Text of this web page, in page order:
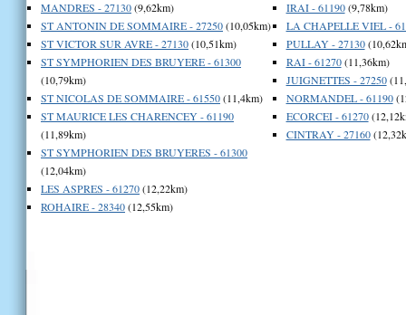
MANDRES - 27130(9,62km)
ST ANTONIN DE SOMMAIRE - 27250(10,05km)
ST VICTOR SUR AVRE - 27130(10,51km)
ST SYMPHORIEN DES BRUYERE - 61300
(10,79km)
ST NICOLAS DE SOMMAIRE - 61550(11,4km)
ST MAURICE LES CHARENCEY - 61190
(11,89km)
ST SYMPHORIEN DES BRUYERES - 61300
(12,04km)
LES ASPRES - 61270(12,22km)
ROHAIRE - 28340(12,55km)
IRAI - 61190(9,78km)
LA CHAPELLE VIEL -
PULLAY - 27130
RAI - 61270(11,36km)
JUIGNETTES - 27250
NORMANDEL - 61190
ECORCEI - 61270
CINTRAY - 27160